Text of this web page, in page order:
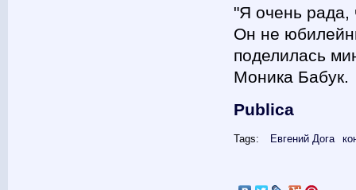
"Я очень рада,
Он не
поделилась
Моника Бабук.
Publica
Tags: Евгений Дога